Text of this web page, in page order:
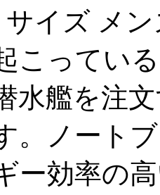
サイズ メ
こってい
水艦を注
。ノート
ー効率の